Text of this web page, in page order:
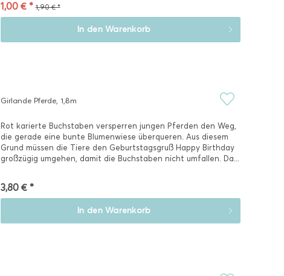
1,00 € * 1,90 € *
In den Warenkorb
Girlande Pferde, 1,8m
Rot karierte Buchstaben versperren jungen Pferden den Weg,
die gerade eine bunte Blumenwiese überqueren. Aus diesem
Grund müssen die Tiere den Geburtstagsgruß Happy Birthday
großzügig umgehen, damit die Buchstaben nicht umfallen. Da...
3,80 € *
In den Warenkorb